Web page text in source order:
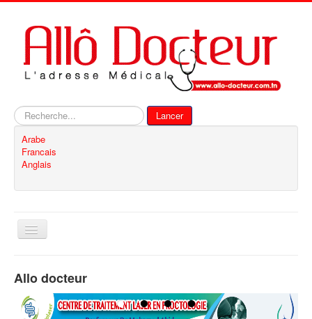
Rechercher
Lancer
Arabe
Francais
Anglais
Basculer
Contact
Allo docteur